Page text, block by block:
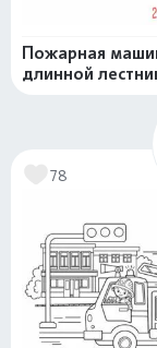
Пожарная
длинной
78